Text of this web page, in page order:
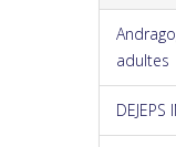
adultes
DEJEPS